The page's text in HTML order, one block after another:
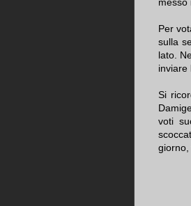
messo
Per
sulla
lato.
inviare
Si
voti